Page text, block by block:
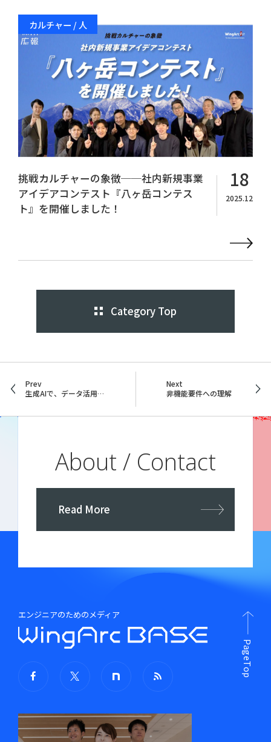
カルチャー / 人
挑戦カルチャーの象徴──社内新規事業
アイデアコンテスト『八ヶ岳コンテス
ト』を開催しました！
18
2025.12
Category Top
Prev
生成AIで、データ活用は楽になる？ 〜使える生成AIとデータ活用の関係性を「MotionBoard」開発キーパーソンに訊きました〜
Next
非機能要件への理解
About / Contact
Read More
エンジニアのためのメディア
PageTop